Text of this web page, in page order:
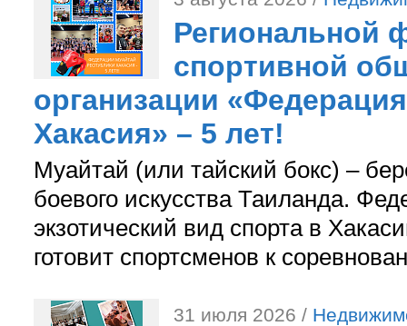
Региональной
спортивной
организации
Хакасия» – 5 лет!
Муайтай (или тайский бокс) –
боевого искусства Таиланда.
экзотический вид спорта в
готовит спортсменов к
31 июля 2026 /